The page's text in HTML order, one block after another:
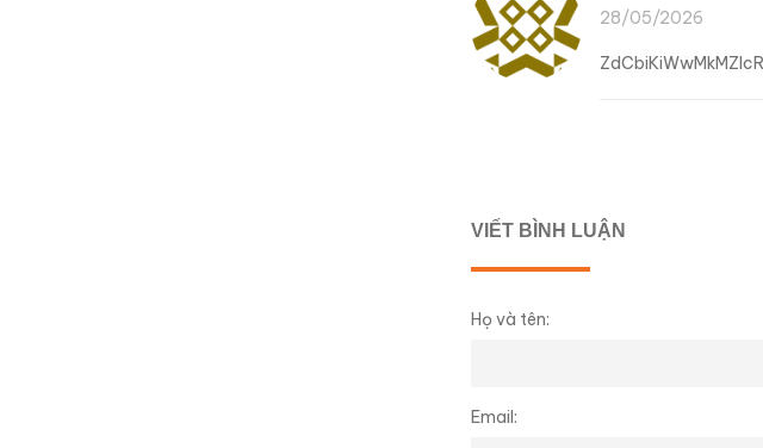
28/05/2026
VIẾT BÌNH LUẬN
Họ và tên:
Email: